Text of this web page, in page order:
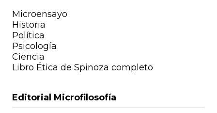
Microensayo
Historia
Política
Psicología
Ciencia
Libro Ética de Spinoza completo
Editorial Microfilosofía